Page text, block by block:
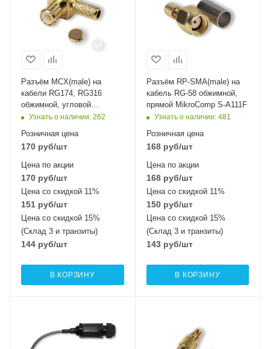
Разъём MCX(male) на
кабели RG174, RG316
обжимной, угловой
MikroComp 11-121L
Узнать о наличии: 262
Розничная цена
170 руб/шт
Цена по акции
170 руб/шт
Цена со скидкой 11%
151 руб/шт
Цена со скидкой 15%
(Склад 3 и транзиты)
144 руб/шт
В КОРЗИНУ
Разъём RP-SMA(male) на
кабель RG-58 обжимной,
прямой MikroComp S-A111F
Узнать о наличии: 481
Розничная цена
168руб/шт
Цена по акции
168руб/шт
Цена со скидкой 11%
150руб/шт
Цена со скидкой 15%
(Склад 3 и транзиты)
143руб/шт
В КОРЗИНУ